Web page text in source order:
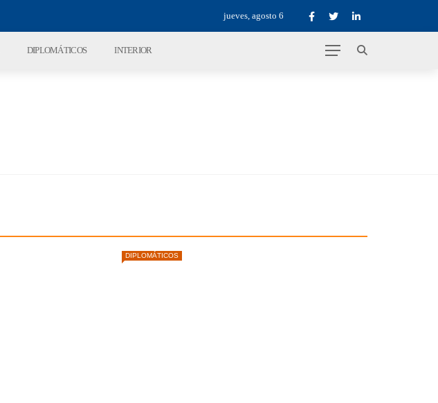
jueves, agosto 6
DIPLOMÁTICOS INTERIOR
DIPLOMÁTICOS